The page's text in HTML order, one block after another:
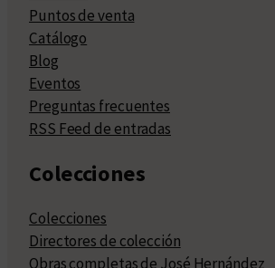
Puntos de venta
Catálogo
Blog
Eventos
Preguntas frecuentes
RSS Feed de entradas
Colecciones
Colecciones
Directores de colección
Obras completas de José Hernández